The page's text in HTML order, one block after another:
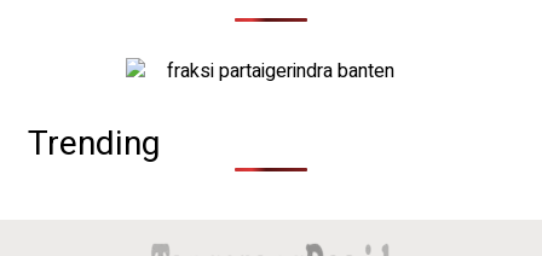
Trending